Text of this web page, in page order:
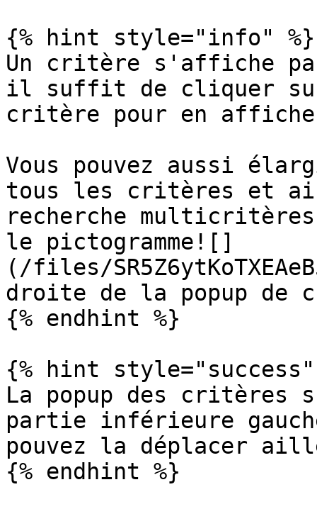
{% hint style="info" %}
Un critère s'affiche
il suffit de cliquer sur
critère pour en
Vous pouvez aussi
tous les critères et
recherche
le pictogramme![]
(/files/
droite de la popup
{% endhint %}
{% hint style="success"
La popup des critères
partie inférieure
pouvez la déplacer
{% endhint %}